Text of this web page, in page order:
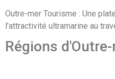
Outre-mer Tourisme : Une
l'attractivité ultramarine au
Régions